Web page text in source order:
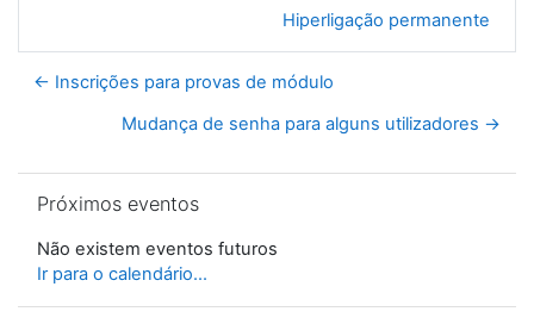
Hiperligação permanente
← Inscrições para provas de módulo
Mudança de senha para alguns utilizadores →
Próximos eventos
Não existem eventos futuros
Ir para o calendário...